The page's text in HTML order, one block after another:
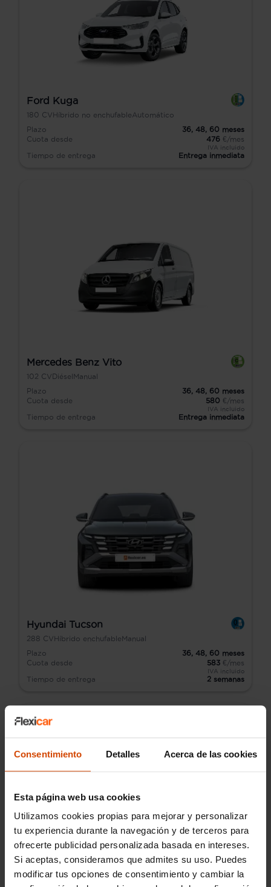
Consentimiento Detalles Acerca de las cookies
Esta página web usa cookies
Utilizamos cookies propias para mejorar y personalizar
tu experiencia durante la navegación y de terceros para
ofrecerte publicidad personalizada basada en intereses.
Si aceptas, consideramos que admites su uso. Puedes
modificar tus opciones de consentimiento y cambiar la
Ford Kuga
180 CVHíbrido no enchufableAutomático
Plazo
36, 48, 60 meses
Cuota desde
476 €/mes
IVA incluido
Tiempo de entrega Entrega inmediata
Mercedes Benz Vito
102 CV Diésel Manual
Plazo
36, 48, 60 meses
Cuota desde
580 €/mes
IVA incluido
Tiempo de entrega Entrega inmediata
Hyundai Tucson
288 CVHíbrido enchufableManual
Plazo
36, 48, 60 meses
Cuota desde
583 €/mes
IVA incluido
Tiempo de entrega 2 semanas